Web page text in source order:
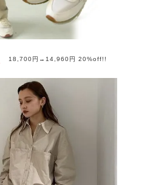
18,700円→14,960円 20%off!!